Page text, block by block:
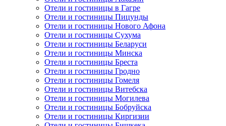
Отели и гостиницы в Гагре
Отели и гостиницы Пицунды
Отели и гостиницы Нового Афона
Отели и гостиницы Сухума
Отели и гостиницы Беларуси
Отели и гостиницы Минска
Отели и гостиницы Бреста
Отели и гостиницы Гродно
Отели и гостиницы Гомеля
Отели и гостиницы Витебска
Отели и гостиницы Могилева
Отели и гостиницы Бобруйска
Отели и гостиницы Киргизии